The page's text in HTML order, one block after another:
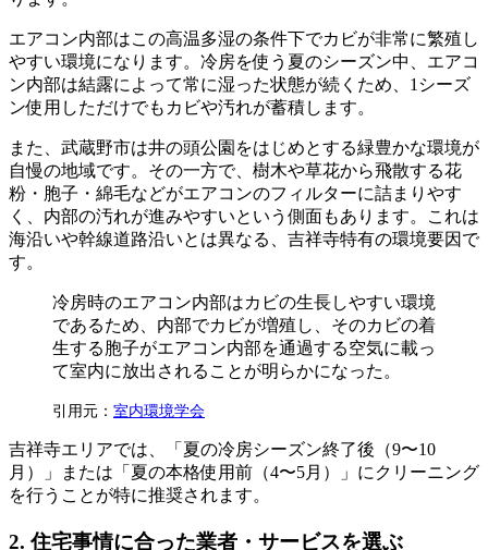
エアコン内部はこの高温多湿の条件下でカビが非常に繁殖し
やすい環境になります。冷房を使う夏のシーズン中、エアコ
ン内部は結露によって常に湿った状態が続くため、1シーズ
ン使用しただけでもカビや汚れが蓄積します。
また、武蔵野市は井の頭公園をはじめとする緑豊かな環境が
自慢の地域です。その一方で、樹木や草花から飛散する花
粉・胞子・綿毛などがエアコンのフィルターに詰まりやす
く、内部の汚れが進みやすいという側面もあります。これは
海沿いや幹線道路沿いとは異なる、吉祥寺特有の環境要因で
す。
冷房時のエアコン内部はカビの生長しやすい環境
であるため、内部でカビが増殖し、そのカビの着
生する胞子がエアコン内部を通過する空気に載っ
て室内に放出されることが明らかになった。
引用元： 室内環境学会
吉祥寺エリアでは、「夏の冷房シーズン終了後（9〜10
月）」または「夏の本格使用前（4〜5月）」にクリーニング
を行うことが特に推奨されます。
2. 住宅事情に合った業者・サービスを選ぶ